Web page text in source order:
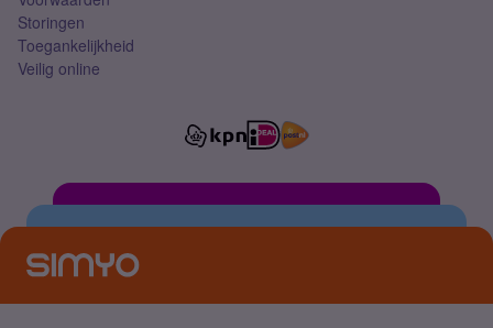
Storingen
Toegankelijkheid
Veilig online